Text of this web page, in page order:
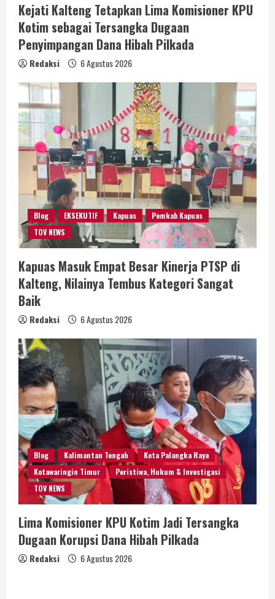
Kejati Kalteng Tetapkan Lima Komisioner KPU
Kotim sebagai Tersangka Dugaan
Penyimpangan Dana Hibah Pilkada
Redaksi 6 Agustus 2026
Blog EKSEKUTIF Kapuas
Pemkab Kapuas
TOV NEWS
Kapuas Masuk Empat Besar Kinerja PTSP di
Kalteng, Nilainya Tembus Kategori Sangat
Baik
Redaksi 6 Agustus 2026
Blog Kalimantan Tengah
Kota Palangka Raya
Kotawaringin Timur
Peristiwa, Hukum & Investigasi
TOV NEWS
Lima Komisioner KPU Kotim Jadi Tersangka
Dugaan Korupsi Dana Hibah Pilkada
Redaksi 6 Agustus 2026